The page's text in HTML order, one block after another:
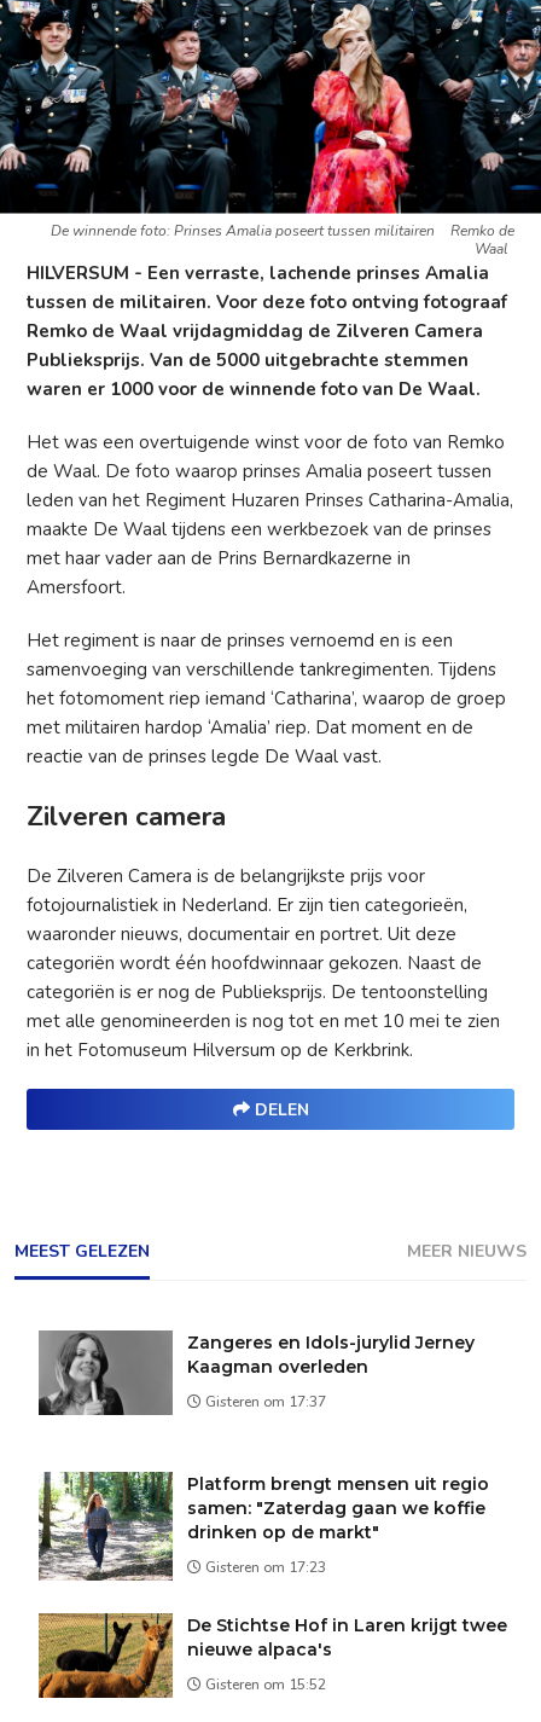
De winnende foto: Prinses Amalia poseert tussen militairen
Remko de
Waal
HILVERSUM - Een verraste, lachende prinses Amalia
tussen de militairen. Voor deze foto ontving fotograaf
Remko de Waal vrijdagmiddag de Zilveren Camera
Publieksprijs. Van de 5000 uitgebrachte stemmen
waren er 1000 voor de winnende foto van De Waal.
Het was een overtuigende winst voor de foto van Remko
de Waal. De foto waarop prinses Amalia poseert tussen
leden van het Regiment Huzaren Prinses Catharina-Amalia,
maakte De Waal tijdens een werkbezoek van de prinses
met haar vader aan de Prins Bernardkazerne in
Amersfoort.
Het regiment is naar de prinses vernoemd en is een
samenvoeging van verschillende tankregimenten. Tijdens
het fotomoment riep iemand ‘Catharina’, waarop de groep
met militairen hardop ‘Amalia’ riep. Dat moment en de
reactie van de prinses legde De Waal vast.
Zilveren camera
De Zilveren Camera is de belangrijkste prijs voor
fotojournalistiek in Nederland. Er zijn tien categorieën,
waaronder nieuws, documentair en portret. Uit deze
categoriën wordt één hoofdwinnaar gekozen. Naast de
categoriën is er nog de Publieksprijs. De tentoonstelling
met alle genomineerden is nog tot en met 10 mei te zien
in het Fotomuseum Hilversum op de Kerkbrink.
DELEN
MEEST GELEZEN MEER NIEUWS
Zangeres en Idols-jurylid Jerney
Kaagman overleden
Gisteren om 17:37
Platform brengt mensen uit regio
samen: "Zaterdag gaan we koffie
drinken op de markt"
Gisteren om 17:23
De Stichtse Hof in Laren krijgt twee
nieuwe alpaca's
Gisteren om 15:52